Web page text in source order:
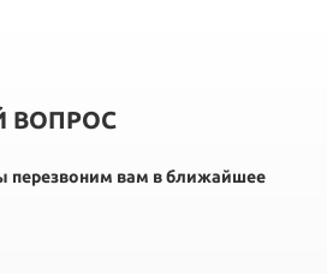
ВОПРОС
перезвоним вам в ближайшее